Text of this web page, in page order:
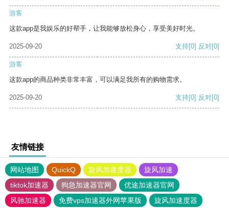
游客
这款app是我娱乐的好帮手，让我能够放松身心，享受美好时光。
2025-09-20 支持[0] 反对[0]
游客
这款app的商品种类非常丰富，可以满足我所有的购物需求。
2025-09-20 支持[0] 反对[0]
友情链接
网站地图 QuickQ 旋风加速度器
旋风加速
tiktok加速器
狗急加速器官网
优途加速器官网
风驰加速器
免费vps加速器外网苹果版
旋风加速度器